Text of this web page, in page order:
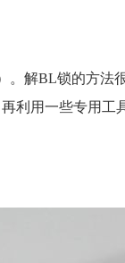
。解BL锁的方
利用一些专用工